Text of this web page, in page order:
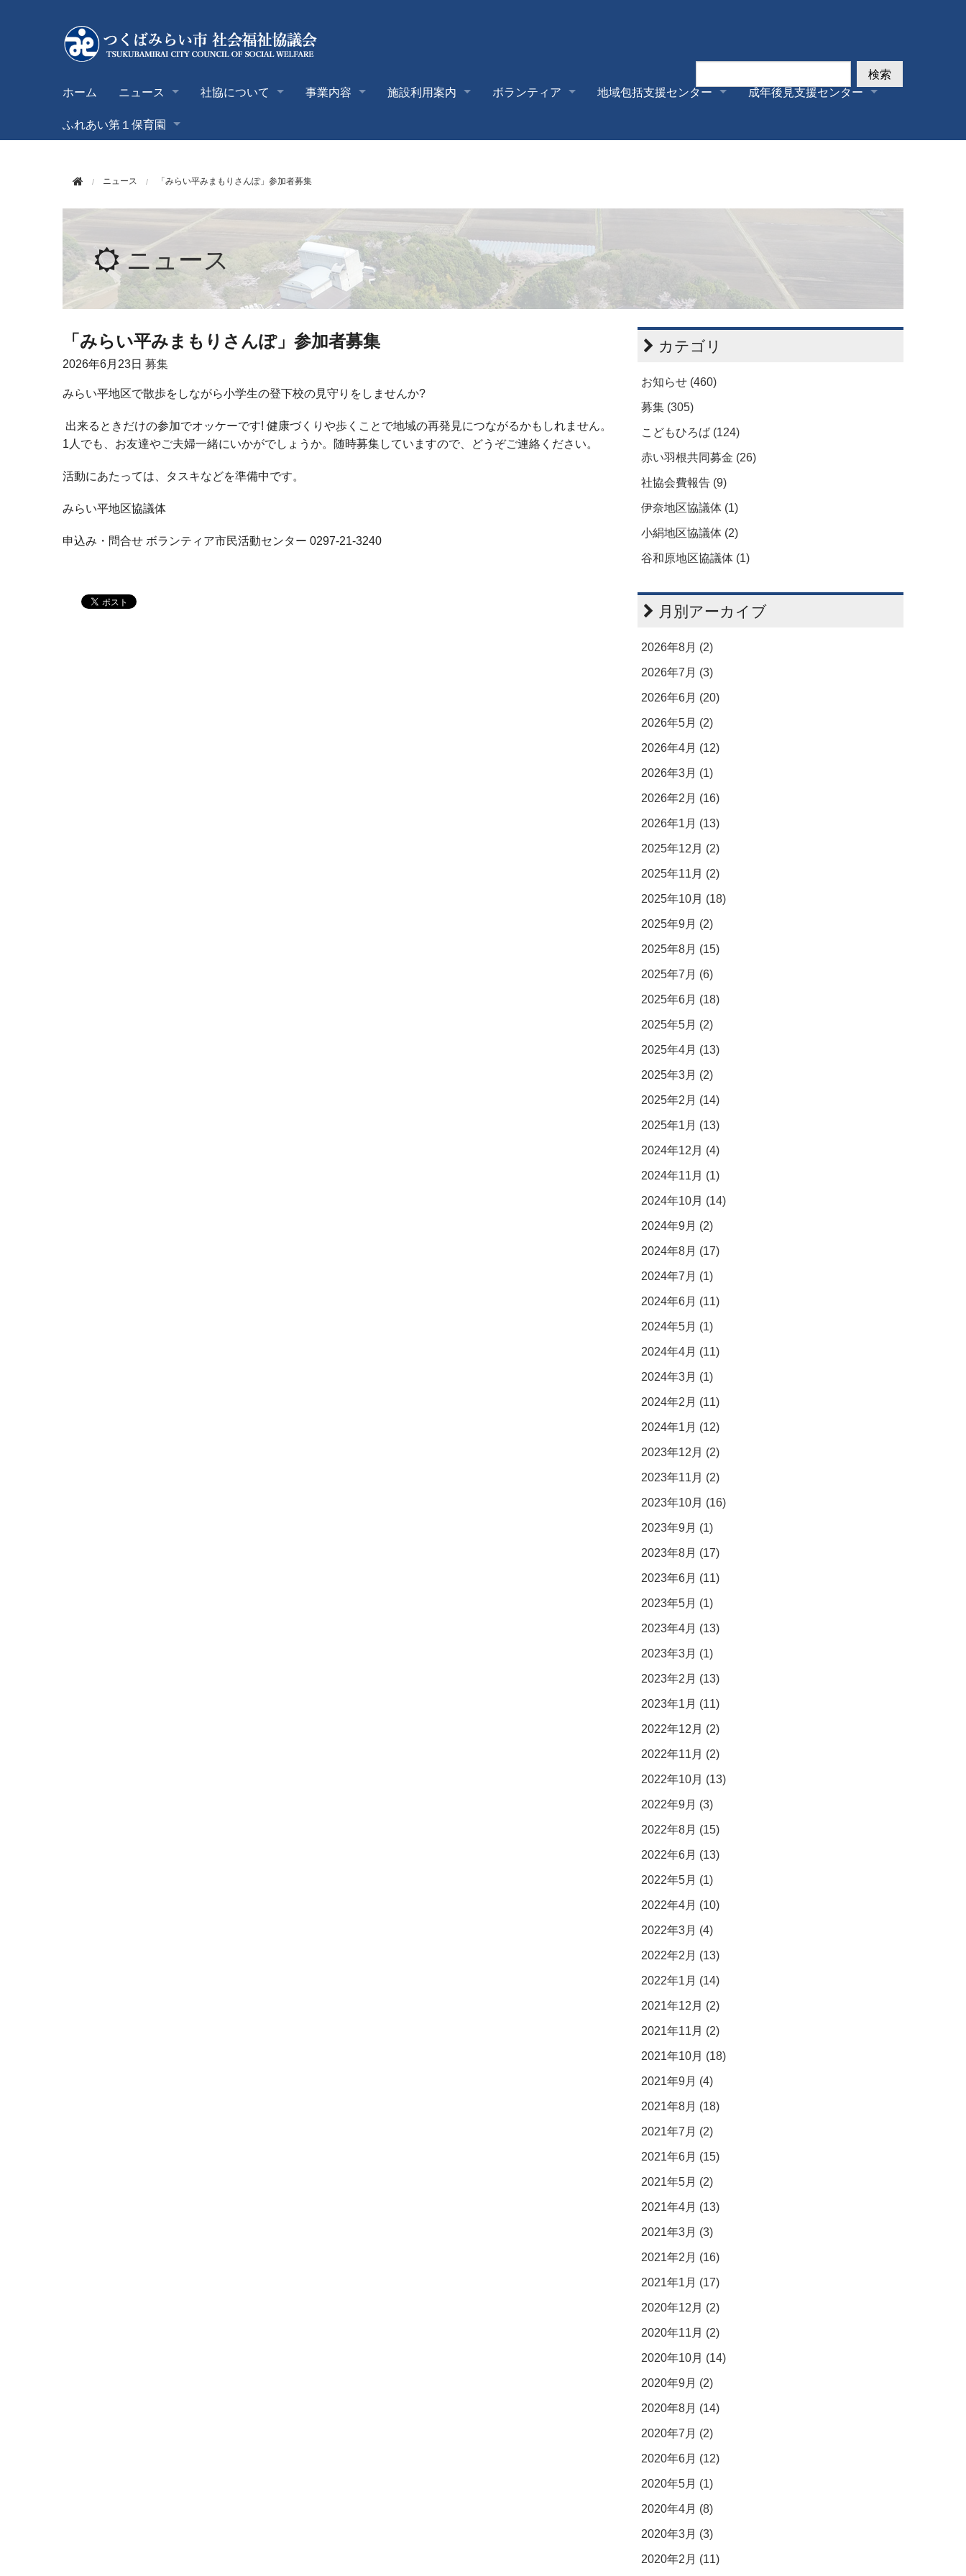
ホーム ニュース 社協について 事業内容 施設利用案内 ボランティア 地域包括支援センター
成年後見支援センター
ふれあい第１保育園
検索
ニュース 「みらい平みまもりさんぽ」参加者募集
ニュース
「みらい平みまもりさんぽ」参加者募集
2026年6月23日 募集
みらい平地区で散歩をしながら小学生の登下校の見守りをしませんか?
出来るときだけの参加でオッケーです! 健康づくりや歩くことで地域の再発見につながるかもしれません。
1人でも、お友達やご夫婦一緒にいかがでしょうか。随時募集していますので、どうぞご連絡ください。
活動にあたっては、タスキなどを準備中です。
みらい平地区協議体
申込み・問合せ ボランティア市民活動センター 0297-21-3240
カテゴリ
お知らせ (460)
募集 (305)
こどもひろば (124)
赤い羽根共同募金 (26)
社協会費報告 (9)
伊奈地区協議体 (1)
小絹地区協議体 (2)
谷和原地区協議体 (1)
月別アーカイブ
2026年8月 (2)
2026年7月 (3)
2026年6月 (20)
2026年5月 (2)
2026年4月 (12)
2026年3月 (1)
2026年2月 (16)
2026年1月 (13)
2025年12月 (2)
2025年11月 (2)
2025年10月 (18)
2025年9月 (2)
2025年8月 (15)
2025年7月 (6)
2025年6月 (18)
2025年5月 (2)
2025年4月 (13)
2025年3月 (2)
2025年2月 (14)
2025年1月 (13)
2024年12月 (4)
2024年11月 (1)
2024年10月 (14)
2024年9月 (2)
2024年8月 (17)
2024年7月 (1)
2024年6月 (11)
2024年5月 (1)
2024年4月 (11)
2024年3月 (1)
2024年2月 (11)
2024年1月 (12)
2023年12月 (2)
2023年11月 (2)
2023年10月 (16)
2023年9月 (1)
2023年8月 (17)
2023年6月 (11)
2023年5月 (1)
2023年4月 (13)
2023年3月 (1)
2023年2月 (13)
2023年1月 (11)
2022年12月 (2)
2022年11月 (2)
2022年10月 (13)
2022年9月 (3)
2022年8月 (15)
2022年6月 (13)
2022年5月 (1)
2022年4月 (10)
2022年3月 (4)
2022年2月 (13)
2022年1月 (14)
2021年12月 (2)
2021年11月 (2)
2021年10月 (18)
2021年9月 (4)
2021年8月 (18)
2021年7月 (2)
2021年6月 (15)
2021年5月 (2)
2021年4月 (13)
2021年3月 (3)
2021年2月 (16)
2021年1月 (17)
2020年12月 (2)
2020年11月 (2)
2020年10月 (14)
2020年9月 (2)
2020年8月 (14)
2020年7月 (2)
2020年6月 (12)
2020年5月 (1)
2020年4月 (8)
2020年3月 (3)
2020年2月 (11)